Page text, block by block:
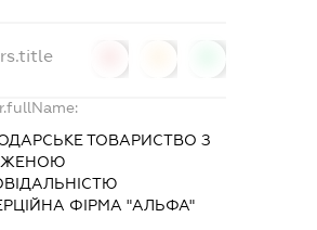
ТОВАРИСТВО З
ФІРМА "АЛЬФА"